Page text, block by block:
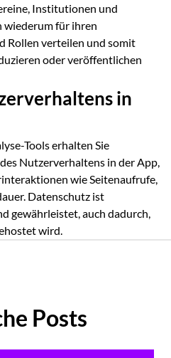
Institutionen und
wiederum für ihren
Rollen verteilen und somit
oder veröffentlichen
in
Tools erhalten Sie
Nutzerverhaltens in der App,
wie Seitenaufrufe,
Datenschutz ist
gewährleistet, auch dadurch,
wird.
Posts